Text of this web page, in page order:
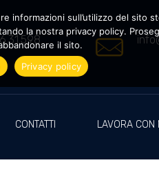
CONTATTI LAVORA CON
sull’utilizzo del sito
la nostra privacy policy.
il sito.
Privacy policy